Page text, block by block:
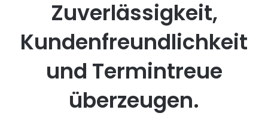
Zuverlässigkeit,
Kundenfreundlichkeit
und Termintreue
überzeugen.